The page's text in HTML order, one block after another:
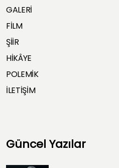
GALERİ
FİLM
ŞİİR
HİKÂYE
POLEMİK
İLETİŞİM
Güncel Yazılar